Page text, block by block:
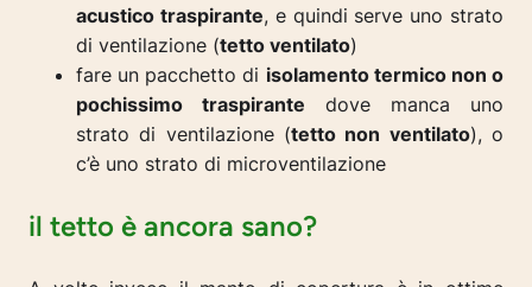
acustico traspirante, e quindi serve uno strato
di ventilazione (tetto ventilato)
fare un pacchetto di isolamento termico non o
pochissimo traspirante dove manca uno
strato di ventilazione (tetto non ventilato), o
c’è uno strato di microventilazione
il tetto è ancora sano?